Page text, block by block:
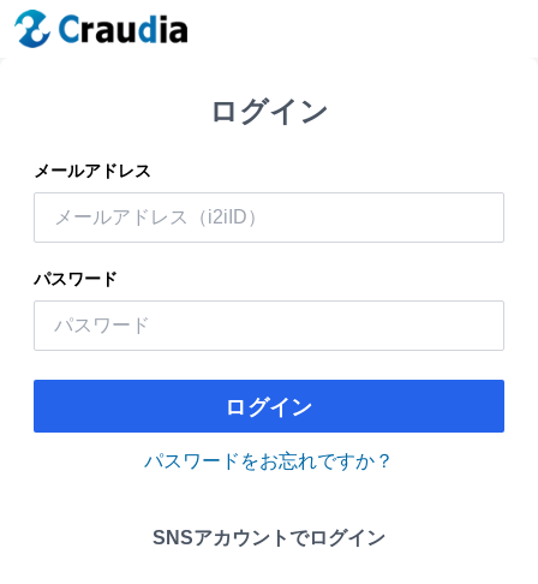
ログイン
メールアドレス
パスワード
ログイン
パスワードをお忘れですか？
SNSアカウントでログイン